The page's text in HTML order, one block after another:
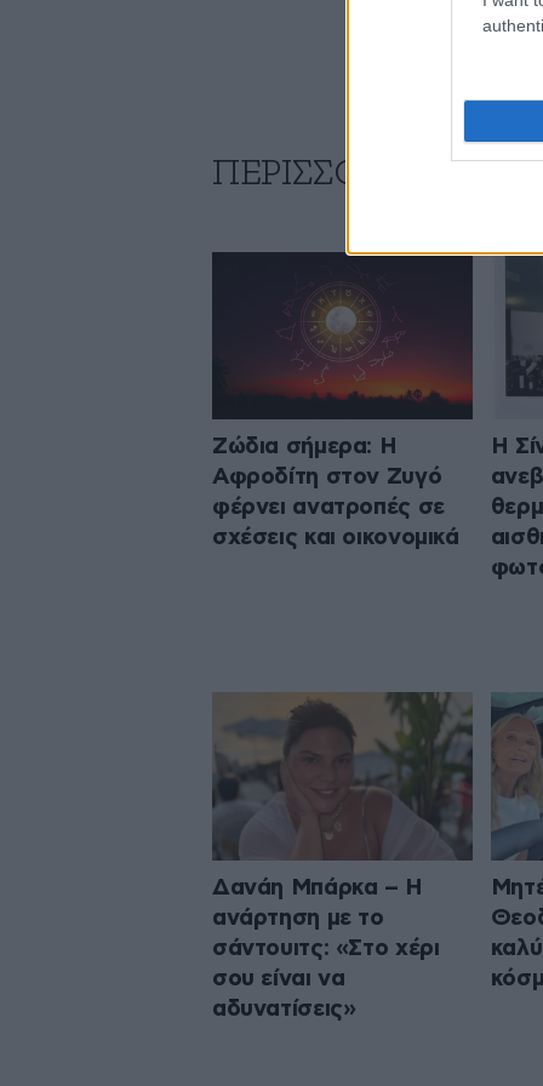
ΠΕΡΙΣΣΟΤΕΡΑ ΑΠΟ
Ζώδια σήμερα: Η
Αφροδίτη στον Ζυγό
φέρνει ανατροπές σε
σχέσεις και οικονομικά
Η
Δανάη Μπάρκα – Η
ανάρτηση με το
σάντουιτς: «Στο χέρι
σου είναι να
αδυνατίσεις»